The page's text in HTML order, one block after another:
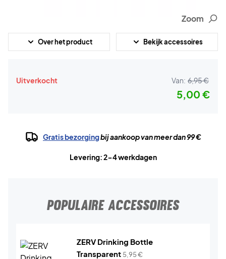
Zoom
Over het product Bekijk accessoires
Uitverkocht Van: 6,95 €
5,00 €
Gratis bezorgingbij aankoop van meer dan 99 €
Levering: 2-4 werkdagen
POPULAIRE ACCESSOIRES
ZERV Drinking Bottle
Transparent 5,95€